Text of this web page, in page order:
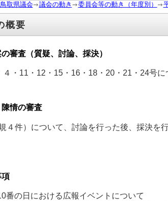
鳥取県議会 議会の動き 委員会等の動き（年度別）
概要
の審査（質疑、討論、採決）
４・11・12・15・16・18・20・21・24号
陳情の審査
４件）について、討論を行った後、採決を行
項
番の日における広報イベントについて